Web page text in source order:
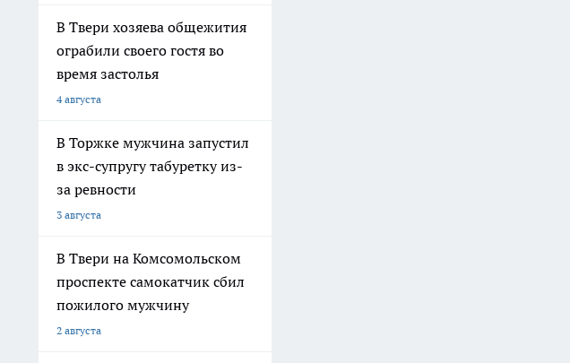
В Твери хозяева общежития
ограбили своего гостя во
время застолья
4 августа
В Торжке мужчина запустил
в экс-супругу табуретку из-
за ревности
3 августа
В Твери на Комсомольском
проспекте самокатчик сбил
пожилого мужчину
2 августа